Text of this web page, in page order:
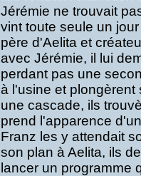
Jérémie ne trouvait
vint toute seule un
père d'Aelita et
avec Jérémie, il lui
perdant pas une
à l'usine et plongèrent
une cascade, ils
prend l'apparence
Franz les y attendait
son plan à Aelita, ils
lancer un programme